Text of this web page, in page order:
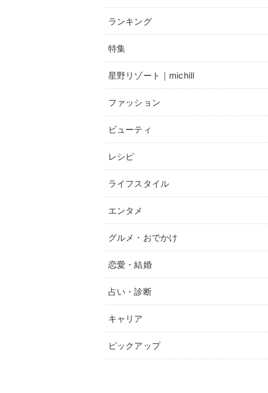
ランキング
特集
星野リゾート｜michill
ファッション
ビューティ
レシピ
ライフスタイル
エンタメ
グルメ・おでかけ
恋愛・結婚
占い・診断
キャリア
ピックアップ